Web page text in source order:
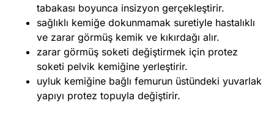
tabakası boyunca insizyon gerçekleştirir.
sağlıklı kemiğe dokunmamak suretiyle hastalıklı
ve zarar görmüş kemik ve kıkırdağı alır.
zarar görmüş soketi değiştirmek için protez
soketi pelvik kemiğine yerleştirir.
uyluk kemiğine bağlı femurun üstündeki yuvarlak
yapıyı protez topuyla değiştirir.